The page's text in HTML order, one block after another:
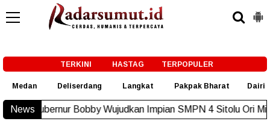
TERKINI HASTAG TERPOPULER
Medan Deliserdang Langkat Pakpak Bharat Dairi
News
Wujudkan Impian SMPN 4 Sitolu Ori Miliki Gedung